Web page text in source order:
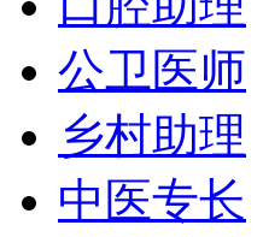
公卫医师
乡村助理
中医专长